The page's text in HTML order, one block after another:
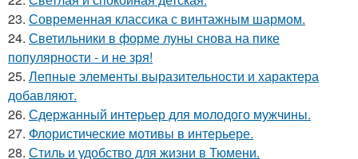
23. Современная классика с винтажным шармом.
24. Светильники в форме луны снова на пике
популярности - и не зря!
25. Лепные элементы выразительности и характера
добавляют.
26. Сдержанный интерьер для молодого мужчины.
27. Флористические мотивы в интерьере.
28. Стиль и удобство для жизни в Тюмени.